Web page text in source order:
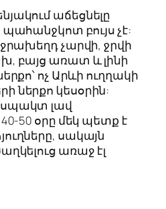
աճեցնելը
պահանջկոտ բույս չէ:
չարվի, ջրվի
բայց առատ և լինի
ոչ Արևի ուղղակի
ներքո կեսօրին:
լավ
50 օրը մեկ պետք է
սակայն
առաջ էլ